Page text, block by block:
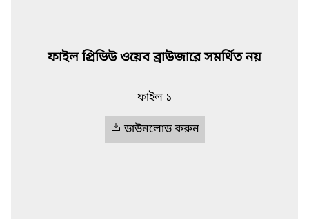
ফাইল প্রিভিউ ওয়েব ব্রাউজারে সমর্থিত নয়
ফাইল ১
ডাউনলোড করুন